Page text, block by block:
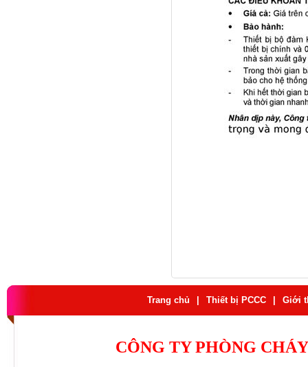
Trang chủ Thiết bị PCCC Giới
CÔNG TY PHÒNG